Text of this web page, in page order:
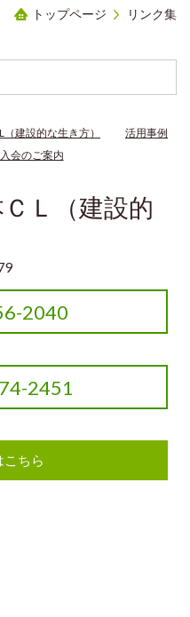
トップページ リンク集
（建設的な生き方）
活用事例
入会のご案内
Ｌ（建設的
2040
2451
こちら